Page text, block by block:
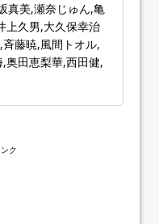
真美,瀬奈じゅん,亀
上久男,大久保幸治
藤暁,風間トオル,
奥田恵梨華,西田健,
ク